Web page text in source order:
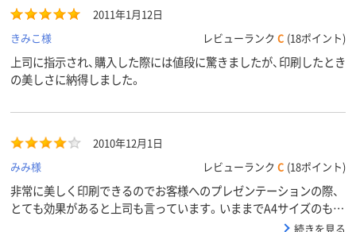
2011年1月12日
きみこ様
レビューランク C (18ポイント)
上司に指示され、購入した際には値段に驚きましたが、印刷したとき
の美しさに納得しました。
2010年12月1日
みみ様
レビューランク C (18ポイント)
非常に美しく印刷できるのでお客様へのプレゼンテーションの際、
とても効果があると上司も言っています。いままでA4サイズのもの
を使用していましたが、詳細な部分まで写るので重宝しています。
続きを見る